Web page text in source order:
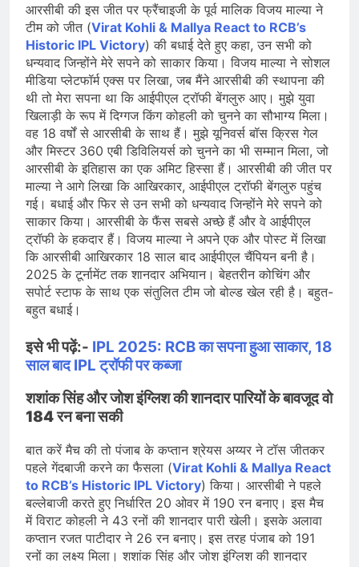
आरसीबी की इस जीत पर फ्रैंचाइजी के पूर्व मालिक विजय माल्या ने
टीम को जीत (Virat Kohli & Mallya React to RCB’s
Historic IPL Victory) की बधाई देते हुए कहा, उन सभी को
धन्यवाद जिन्होंने मेरे सपने को साकार किया। विजय माल्या ने सोशल
मीडिया प्लेटफॉर्म एक्स पर लिखा, जब मैंने आरसीबी की स्थापना की
थी तो मेरा सपना था कि आईपीएल ट्रॉफी बेंगलुरु आए। मुझे युवा
खिलाड़ी के रूप में दिग्गज किंग कोहली को चुनने का सौभाग्य मिला।
वह 18 वर्षों से आरसीबी के साथ हैं। मुझे यूनिवर्स बॉस क्रिस गेल
और मिस्टर 360 एबी डिविलियर्स को चुनने का भी सम्मान मिला, जो
आरसीबी के इतिहास का एक अमिट हिस्सा हैं। आरसीबी की जीत पर
माल्या ने आगे लिखा कि आखिरकार, आईपीएल ट्रॉफी बेंगलुरु पहुंच
गई। बधाई और फिर से उन सभी को धन्यवाद जिन्होंने मेरे सपने को
साकार किया। आरसीबी के फैंस सबसे अच्छे हैं और वे आईपीएल
ट्रॉफी के हकदार हैं। विजय माल्या ने अपने एक और पोस्ट में लिखा
कि आरसीबी आखिरकार 18 साल बाद आईपीएल चैंपियन बनी है।
2025 के टूर्नामेंट तक शानदार अभियान। बेहतरीन कोचिंग और
सपोर्ट स्टाफ के साथ एक संतुलित टीम जो बोल्ड खेल रही है। बहुत-
बहुत बधाई।
इसे भी पढ़ें:- IPL 2025: RCB का सपना हुआ साकार, 18
साल बाद IPL ट्रॉफी पर कब्जा
शशांक सिंह और जोश इंग्लिश की शानदार पारियों के बावजूद वो
184 रन बना सकी
बात करें मैच की तो पंजाब के कप्तान श्रेयस अय्यर ने टॉस जीतकर
पहले गेंदबाजी करने का फैसला (Virat Kohli & Mallya React
to RCB’s Historic IPL Victory) किया। आरसीबी ने पहले
बल्लेबाजी करते हुए निर्धारित 20 ओवर में 190 रन बनाए। इस मैच
में विराट कोहली ने 43 रनों की शानदार पारी खेली। इसके अलावा
कप्तान रजत पाटीदार ने 26 रन बनाए। इस तरह पंजाब को 191
रनों का लक्ष्य मिला। शशांक सिंह और जोश इंग्लिश की शानदार